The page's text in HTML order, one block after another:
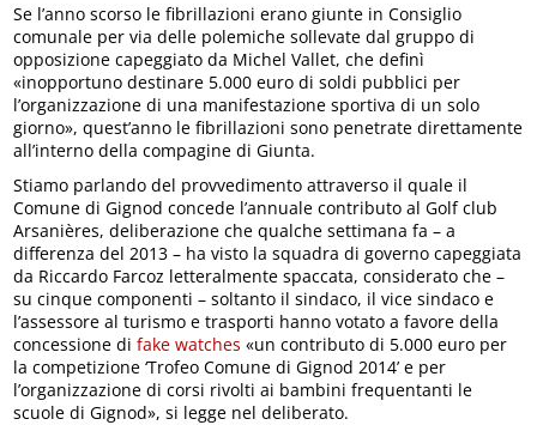
Se l’anno scorso le fibrillazioni erano giunte in Consiglio
comunale per via delle polemiche sollevate dal gruppo di
opposizione capeggiato da Michel Vallet, che definì
«inopportuno destinare 5.000 euro di soldi pubblici per
l’organizzazione di una manifestazione sportiva di un solo
giorno», quest’anno le fibrillazioni sono penetrate direttamente
all’interno della compagine di Giunta.
Stiamo parlando del provvedimento attraverso il quale il
Comune di Gignod concede l’annuale contributo al Golf club
Arsanières, deliberazione che qualche settimana fa – a
differenza del 2013 – ha visto la squadra di governo capeggiata
da Riccardo Farcoz letteralmente spaccata, considerato che –
su cinque componenti – soltanto il sindaco, il vice sindaco e
l’assessore al turismo e trasporti hanno votato a favore della
concessione difake watches «un contributo di 5.000 euro per
la competizione ‘Trofeo Comune di Gignod 2014’ e per
l’organizzazione di corsi rivolti ai bambini frequentanti le
scuole di Gignod», si legge nel deliberato.